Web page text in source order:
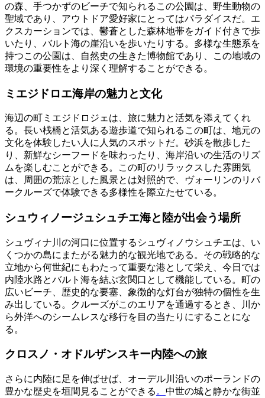
の森、手つかずのビーチで知られるこの公園は、野生動物の
聖域であり、アウトドア愛好家にとってはパラダイスだ。エ
クスカーションでは、鬱蒼とした森林地帯をガイド付きで歩
いたり、バルト海の崖沿いを歩いたりする。多様な生態系を
持つこの公園は、自然史の生きた博物館であり、この地域の
環境の重要性をより深く理解することができる。
ミエジドロエ海岸の魅力と文化
海辺の町ミエジドロジェは、旅に魅力と活気を添えてくれ
る。長い桟橋と活気ある遊歩道で知られるこの町は、地元の
文化を体験したい人に人気のスポットだ。砂浜を散歩した
り、新鮮なシーフードを味わったり、海岸沿いの生活のリズ
ムを楽しむことができる。この町のリラックスした雰囲気
は、周囲の荒涼とした風景とは対照的で、ヴォーリンのリバ
ークルーズで体験できる多様性を際立たせている。
シュウィノージュシュチエ海と陸が出会う場所
シュヴィナ川の河口に位置するシュヴィノウシュチエは、い
くつかの島にまたがる魅力的な観光地である。その戦略的な
立地から何世紀にもわたって重要な港として栄え、今日では
内陸水路とバルト海を結ぶ玄関口として機能している。町の
広いビーチ、歴史的な要塞、象徴的な灯台が独特の個性を生
み出している。クルーズがこのエリアを通過するとき、川か
ら外洋へのシームレスな移行を目の当たりにすることにな
る。
クロスノ・オドルザンスキー内陸への旅
さらに内陸に足を伸ばせば、オーデル川沿いのポーランドの
豊かな歴史を垣間見ることができる 。 中世の城と静かな街並